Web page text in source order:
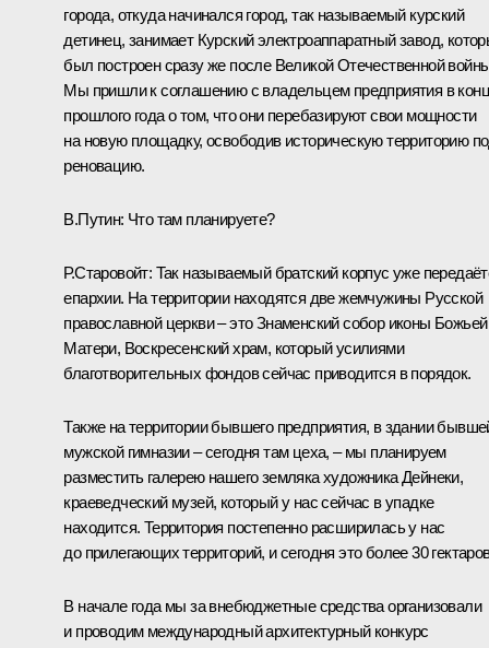
города, откуда начинался город, так называемый курский
детинец, занимает Курский электроаппаратный завод,
был построен сразу же после Великой Отечественной
Мы пришли к соглашению с владельцем предприятия в
прошлого года о том, что они перебазируют свои мощности
на новую площадку, освободив историческую территорию
реновацию.
В.Путин: Что там планируете?
Р.Старовойт: Так называемый братский корпус уже
епархии. На территории находятся две жемчужины Русской
православной церкви – это Знаменский собор иконы Божьей
Матери, Воскресенский храм, который усилиями
благотворительных фондов сейчас приводится в порядок.
Также на территории бывшего предприятия, в здании
мужской гимназии – сегодня там цеха, – мы планируем
разместить галерею нашего земляка художника Дейнеки,
краеведческий музей, который у нас сейчас в упадке
находится. Территория постепенно расширилась у нас
до прилегающих территорий, и сегодня это более 30
В начале года мы за внебюджетные средства организовали
и проводим международный архитектурный конкурс